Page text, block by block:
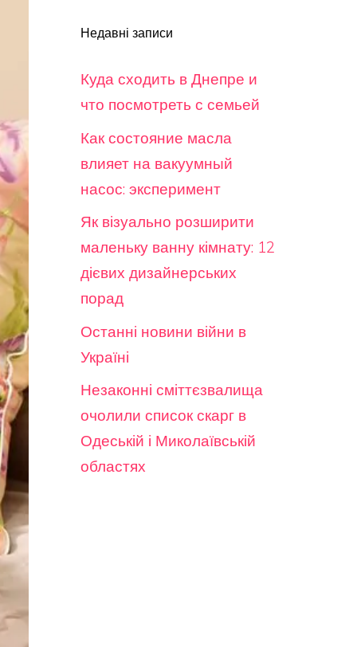
Недавні записи
Куда сходить в Днепре и
что посмотреть с семьей
Как состояние масла
влияет на вакуумный
насос: эксперимент
Як візуально розширити
маленьку ванну кімнату: 12
дієвих дизайнерських
порад
Останні новини війни в
Україні
Незаконні сміттєзвалища
очолили список скарг в
Одеській і Миколаївській
областях